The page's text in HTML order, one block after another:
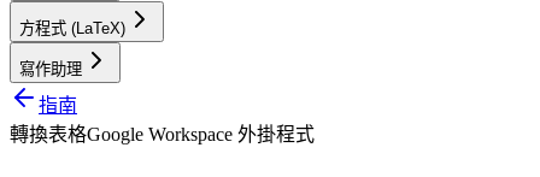
方程式 (LaTeX)
寫作助理
指南
轉換表格Google Workspace 外掛程式